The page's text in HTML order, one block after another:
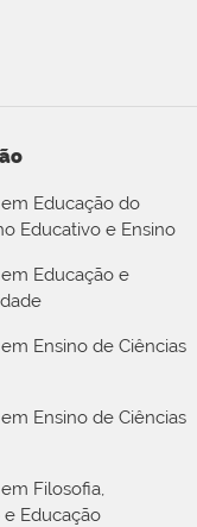
Educação do
Educativo e Ensino
Educação e
Ensino de Ciências
Ensino de Ciências
Filosofia,
Educação